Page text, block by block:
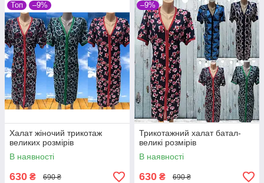
Топ –9%
Халат жіночий трикотаж
великих розмірів
В наявності
630 ₴ 690 ₴
–9%
Трикотажний халат батал-
великі розмірів
В наявності
630 ₴ 690 ₴